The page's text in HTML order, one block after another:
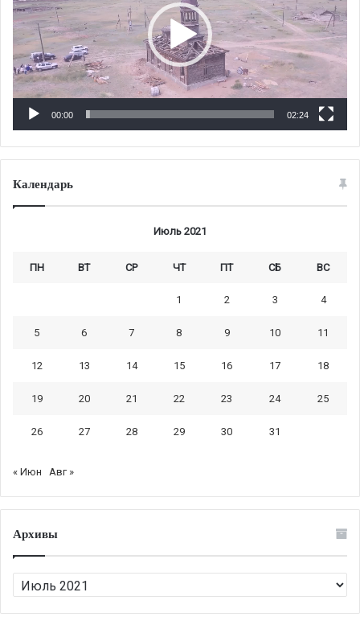
00:00 02:24
Календарь
Июль 2021
ПН ВТ СР ЧТ ПТ СБ ВС
1 2 3 4
5 6 7 8 9 10 11
12 13 14 15 16 17 18
19 20 21 22 23 24 25
26 27 28 29 30 31
« Июн Авг »
Архивы
Архивы